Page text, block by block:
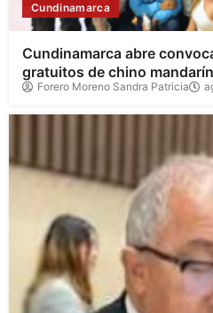
Cundinamarca
Cundinamarca abre
gratuitos de chino
Forero Moreno Sandra Patricia